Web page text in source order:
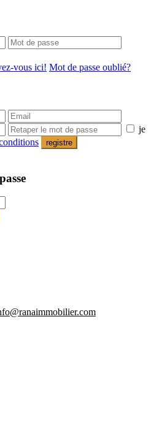
vous ici! Mot de passe oublié?
je
registre